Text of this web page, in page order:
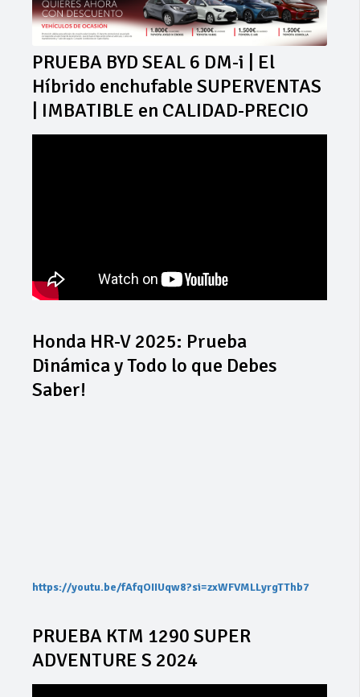
PRUEBA BYD SEAL 6 DM-i | El
Híbrido enchufable SUPERVENTAS
| IMBATIBLE en CALIDAD-PRECIO
Honda HR-V 2025: Prueba
Dinámica y Todo lo que Debes
Saber!
https://youtu.be/fAfqOIIUqw8?si=zxWFVMLLyrgTThb7
PRUEBA KTM 1290 SUPER
ADVENTURE S 2024